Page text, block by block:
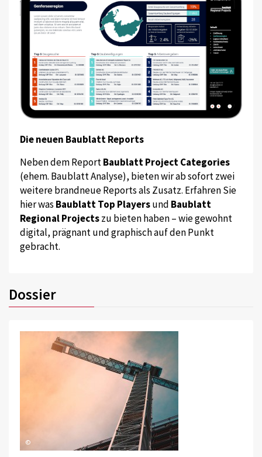
Die neuen Baublatt Reports
Neben dem ReportBaublatt Project Categories
(ehem. Baublatt Analyse), bieten wir ab sofort zwei
weitere brandneue Reports als Zusatz. Erfahren Sie
hier was Baublatt Top Playersund Baublatt
Regional Projectszu bieten haben – wie gewohnt
digital, prägnant und graphisch auf den Punkt
gebracht.
Dossier
©